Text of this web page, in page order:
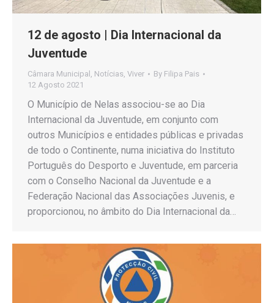
12 de agosto | Dia Internacional da
Juventude
Câmara Municipal Notícias Viver By Filipa Pais
12 Agosto 2021
O Município de Nelas associou-se ao Dia
Internacional da Juventude, em conjunto com
outros Municípios e entidades públicas e privadas
de todo o Continente, numa iniciativa do Instituto
Português do Desporto e Juventude, em parceria
com o Conselho Nacional da Juventude e a
Federação Nacional das Associações Juvenis, e
proporcionou, no âmbito do Dia Internacional da…